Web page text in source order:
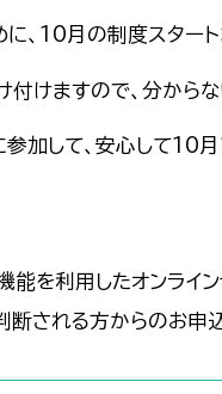
、10月の制度スター
けますので、分から
加して、安心して10
を利用したオンライン
断される方からのお申